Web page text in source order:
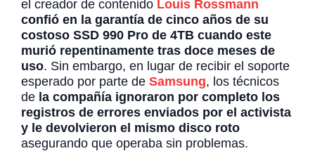
el creador de contenido Louis Rossmann
confió en la garantía de cinco años de su
costoso SSD 990 Pro de 4TB cuando este
murió repentinamente tras doce meses de
uso. Sin embargo, en lugar de recibir el soporte
esperado por parte de Samsung, los técnicos
de la compañía ignoraron por completo los
registros de errores enviados por el activista
y le devolvieron el mismo disco roto
asegurando que operaba sin problemas.